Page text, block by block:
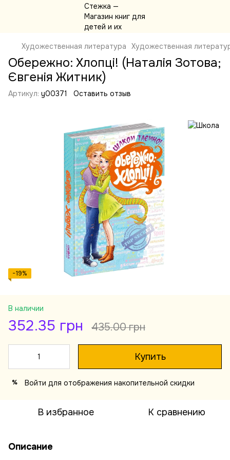
Художественная литература Художественная
Обережно: Хлопці! (Наталія Зотова;
Євгенія Житник)
Артикул: y00371 Оставить отзыв
−19%
В наличии
352.35 грн 435.00 грн
Купить
% Войти для отображения накопительной скидки
В избранное К сравнению
Описание